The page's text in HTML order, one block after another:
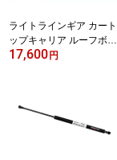
ライトラインギア カート
ップキャリア ルーフボッ
クス ルーフバッグ ルー
0R20-PADSET
17,600円